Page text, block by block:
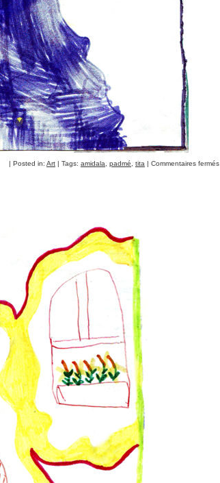
| Posted in: Art | Tags: amidala padmé tita | Commentaires fermés